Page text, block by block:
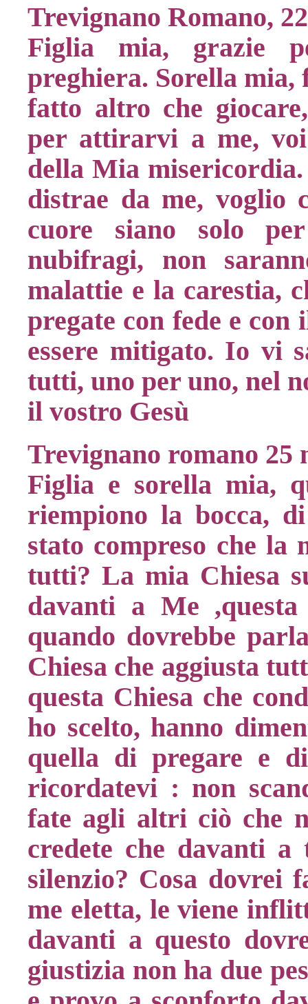
Trevignano Romano,
Figlia mia, grazie
preghiera. Sorella mia,
fatto altro che
per attirarvi a me,
della Mia
distrae da me, voglio
cuore siano solo
nubifragi, non
malattie e la carestia,
pregate con fede e
essere mitigato. Io vi
tutti, uno per uno, nel
il vostro Gesù
Trevignano romano 25
Figlia e sorella mia,
riempiono la bocca,
stato compreso che la
tutti? La mia Chiesa
davanti a Me
quando dovrebbe
Chiesa che aggiusta
questa Chiesa che
ho scelto, hanno
quella di pregare e
ricordatevi : non
fate agli altri ciò che
credete che davanti
silenzio? Cosa dovrei
me eletta, le viene
davanti a questo
giustizia non ha due